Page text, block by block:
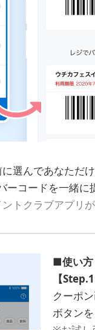
選んであなただ
コードを一緒に
トクラブアプリが
■使い方
【Step.1
クーポ
ボタンを